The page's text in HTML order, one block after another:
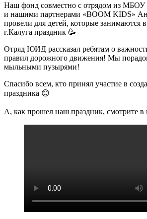
Наш фонд совместно с отрядом из
и нашими партнерами «BOOM KIDS»
провели для детей, которые занимаются
г.Калуга праздник 🥳
Отряд ЮИД рассказал ребятам о
правил дорожного движения! Мы
мыльными пузырями!
Спасибо всем, кто принял участие в
праздника 😊
А, как прошел наш праздник, смотрите в